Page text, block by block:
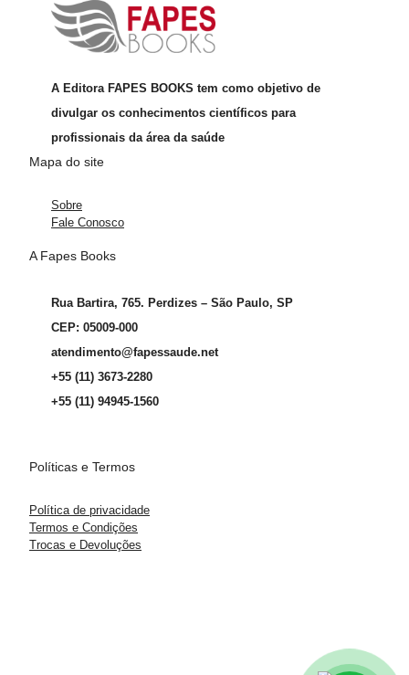
A Editora FAPES BOOKS tem como objetivo de
divulgar os conhecimentos científicos para
profissionais da área da saúde
Mapa do site
Sobre
Fale Conosco
A Fapes Books
Rua Bartira, 765. Perdizes – São Paulo, SP
CEP: 05009-000
atendimento@fapessaude.net
+55 (11) 3673-2280
+55 (11) 94945-1560
Políticas e Termos
Política de privacidade
Termos e Condições
Trocas e Devoluções